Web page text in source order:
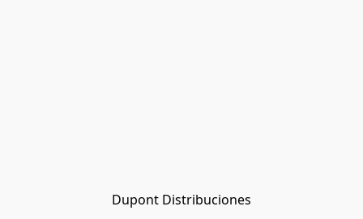
Dupont Distribuciones